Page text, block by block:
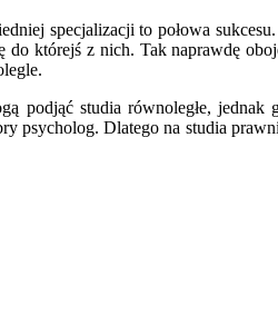
specjalizacji to połowa
którejś z nich. Tak naprawdę
podjąć studia równoległe,
psycholog. Dlatego na studia